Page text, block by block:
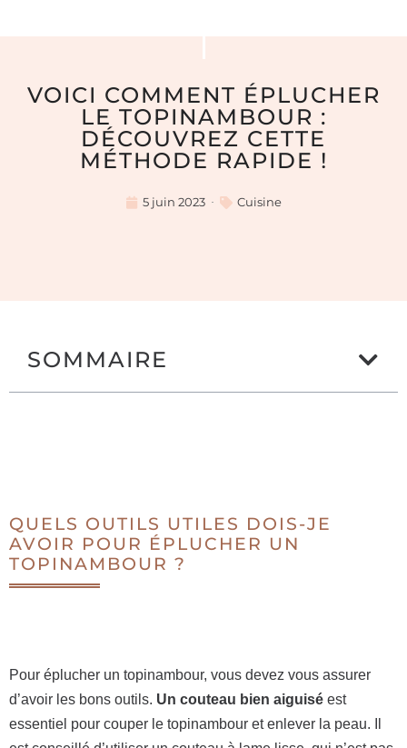
VOICI COMMENT ÉPLUCHER
LE TOPINAMBOUR :
DÉCOUVREZ CETTE
MÉTHODE RAPIDE !
5 juin 2023 Cuisine
SOMMAIRE
QUELS OUTILS UTILES DOIS-JE
AVOIR POUR ÉPLUCHER UN
TOPINAMBOUR ?
Pour éplucher un topinambour, vous devez vous assurer
d’avoir les bons outils. Un couteau bien aiguisé est
essentiel pour couper le topinambour et enlever la peau. Il